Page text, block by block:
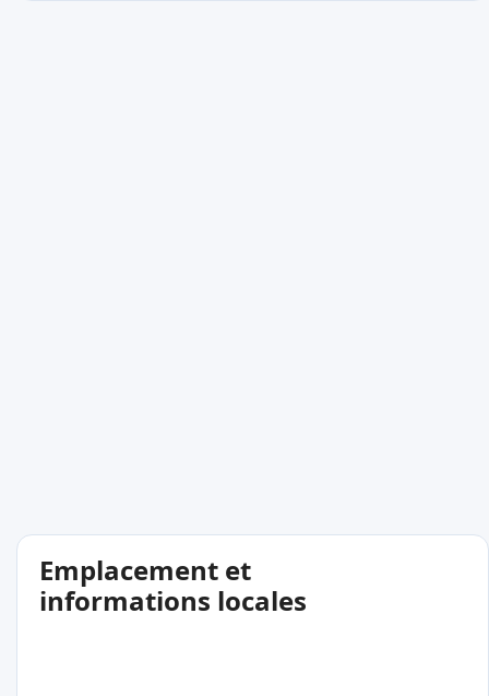
Emplacement et
informations locales